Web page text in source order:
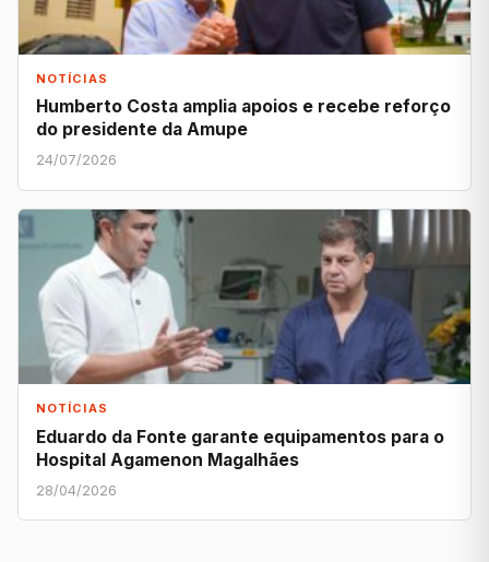
NOTÍCIAS
Humberto Costa amplia apoios e recebe reforço
do presidente da Amupe
24/07/2026
NOTÍCIAS
Eduardo da Fonte garante equipamentos para o
Hospital Agamenon Magalhães
28/04/2026